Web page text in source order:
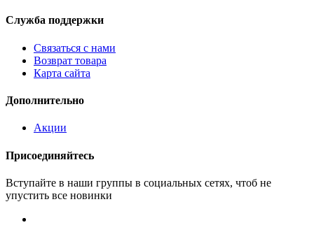
Служба поддержки
Связаться с нами
Возврат товара
Карта сайта
Дополнительно
Акции
Присоединяйтесь
Вступайте в наши группы в социальных сетях, чтоб не
упустить все новинки